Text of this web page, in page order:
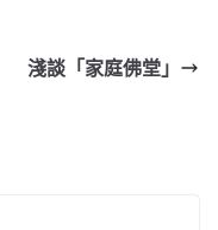
淺談「家庭佛堂」